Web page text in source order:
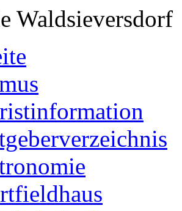
Waldsieversdorf